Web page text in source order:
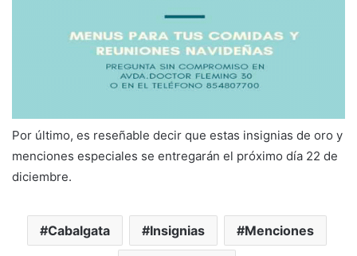
Por último, es reseñable decir que estas insignias de oro y
menciones especiales se entregarán el próximo día 22 de
diciembre.
Cabalgata Insignias Menciones